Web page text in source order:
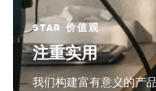
STAR 价值观
注重实用
我们构建富有意义的产